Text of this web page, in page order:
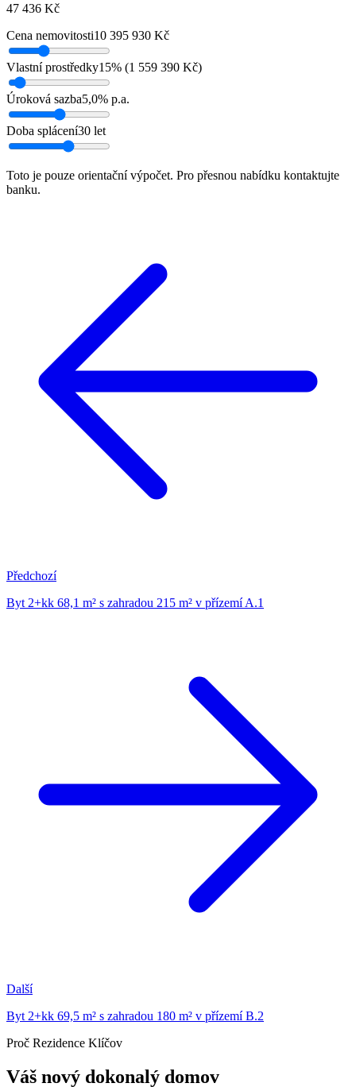
47 436 Kč
Cena nemovitosti10 395 930 Kč
Vlastní prostředky15% (1 559 390 Kč)
Úroková sazba5,0% p.a.
Doba splácení30 let
Toto je pouze orientační výpočet. Pro přesnou nabídku kontaktujte
banku.
Předchozí
Byt 2+kk 68,1 m² s zahradou 215 m² v přízemí A.1
Další
Byt 2+kk 69,5 m² s zahradou 180 m² v přízemí B.2
Proč Rezidence Klíčov
Váš nový dokonalý domov